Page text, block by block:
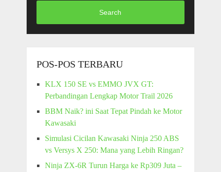
Search
POS-POS TERBARU
KLX 150 SE vs EMMO JVX GT:
Perbandingan Lengkap Motor Trail 2026
BBM Naik? ini Saat Tepat Pindah ke Motor
Kawasaki
Simulasi Cicilan Kawasaki Ninja 250 ABS
vs Versys X 250: Mana yang Lebih Ringan?
Ninja ZX-6R Turun Harga ke Rp309 Juta –